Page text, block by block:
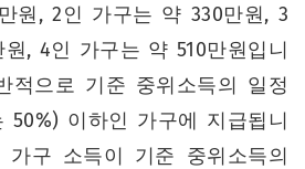
원, 2인 가구는 약 330만원, 3
, 4인 가구는 약 510만원입니
적으로 기준 중위소득의 일정
50%) 이하인 가구에 지급됩니
가구 소득이 기준 중위소득의